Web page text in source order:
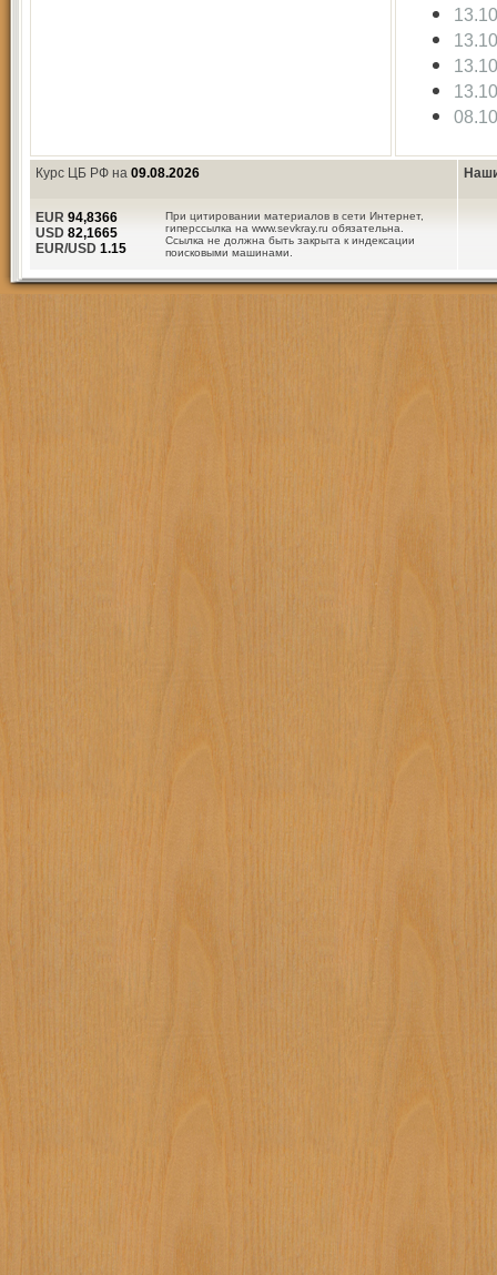
Курс ЦБ РФ на 09.08.2026
При цитировании материалов в сети Интернет,
гиперссылка на www.sevkray.ru обязательна.
Ссылка не должна быть закрыта к индексации
поисковыми машинами.
EUR 94,8366
USD 82,1665
EUR/USD 1.15